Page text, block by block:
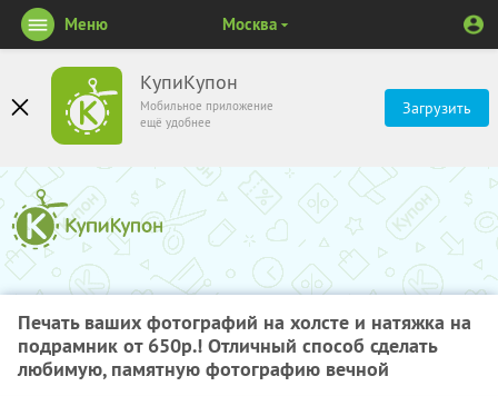
КупиКупон
Мобильное приложение
ещё удобнее
Загрузить
Меню Москва
Печать ваших фотографий на холсте и натяжка на
подрамник от 650р.! Отличный способ сделать
любимую, памятную фотографию вечной